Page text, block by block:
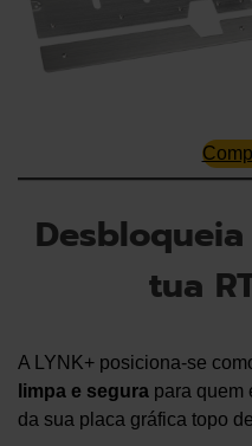
tua
A LYNK+ posiciona-se
limpa e segura para quem
da sua placa gráfica topo